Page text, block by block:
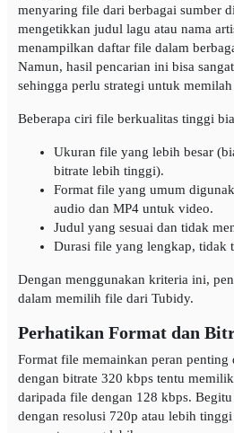
menyaring file dari berbagai sumber
mengetikkan judul lagu atau nama
menampilkan daftar file dalam
Namun, hasil pencarian ini bisa
sehingga perlu strategi untuk
Beberapa ciri file berkualitas tinggi
Ukuran file yang lebih besar
bitrate lebih tinggi).
Format file yang umum
audio dan MP4 untuk video.
Judul yang sesuai dan tidak
Durasi file yang lengkap, tidak
Dengan menggunakan kriteria ini,
dalam memilih file dari Tubidy.
Perhatikan Format dan
Format file memainkan peran penting
dengan bitrate 320 kbps tentu
daripada file dengan 128 kbps.
dengan resolusi 720p atau lebih